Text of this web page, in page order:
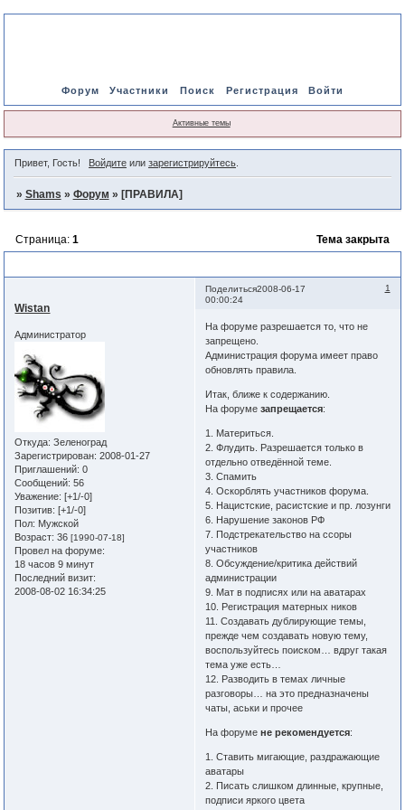
Форум Участники Поиск Регистрация Войти
Активные темы
Привет, Гость! Войдитеили зарегистрируйтесь.
» Shams » Форум » [ПРАВИЛА]
Страница: 1 Тема закрыта
Поделиться 1
2008-06-17
00:00:24
Wistan
Администратор
Откуда: Зеленоград
Зарегистрирован: 2008-01-27
Приглашений: 0
Сообщений: 56
Уважение: [+1/-0]
Позитив: [+1/-0]
Пол: Мужской
Возраст: 36[1990-07-18]
Провел на форуме:
18 часов 9 минут
Последний визит:
2008-08-02 16:34:25
На форуме разрешается то, что не
запрещено.
Администрация форума имеет право
обновлять правила.
Итак, ближе к содержанию.
На форуме запрещается:
1. Материться.
2. Флудить. Разрешается только в
отдельно отведённой теме.
3. Спамить
4. Оскорблять участников форума.
5. Нацистские, расистские и пр. лозунги
6. Нарушение законов РФ
7. Подстрекательство на ссоры
участников
8. Обсуждение/критика действий
администрации
9. Мат в подписях или на аватарах
10. Регистрация матерных ников
11. Создавать дублирующие темы,
прежде чем создавать новую тему,
воспользуйтесь поиском… вдруг такая
тема уже есть…
12. Разводить в темах личные
разговоры… на это предназначены
чаты, аськи и прочее
На форуме не рекомендуется:
1. Ставить мигающие, раздражающие
аватары
2. Писать слишком длинные, крупные,
подписи яркого цвета